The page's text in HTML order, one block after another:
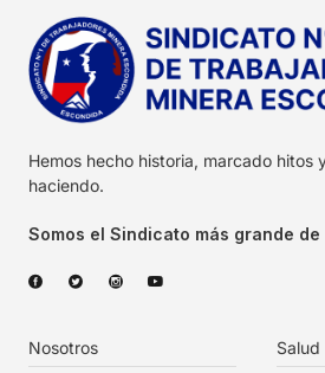
Hemos hecho historia, marcado hitos
haciendo.
Somos el Sindicato más grande de
Nosotros Salud